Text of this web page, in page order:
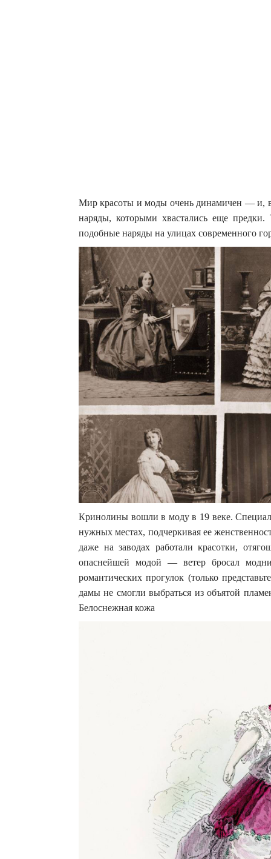
Мир красоты и моды очень динамичен — и, в
наряды, которыми хвастались еще
подобные наряды на улицах современного
Кринолины вошли в моду в 19 веке.
нужных местах, подчеркивая ее
даже на заводах работали красотки,
опаснейшей модой — ветер бросал
романтических прогулок (только
дамы не смогли выбраться из объятой
Белоснежная кожа